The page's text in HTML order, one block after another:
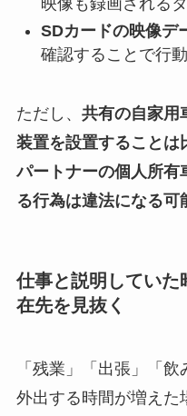
SDカードの映像デ
確認することで行
ただし、 共有の自家用
装置を設置することは
パートナーの個人所有
る行為は違法になる可
仕事と説明していた
在先を見抜く
「残業」「出張」「
外出する時間が増えた